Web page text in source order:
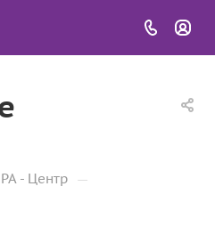
- Центр —